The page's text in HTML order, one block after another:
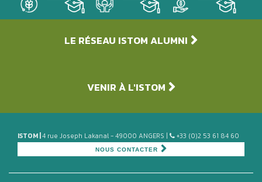
LE RÉSEAU ISTOM ALUMNI
VENIR À L'ISTOM
ISTOM | 4 rue Joseph Lakanal - 49000 ANGERS | +33 (0)2 53 61 84 60
NOUS CONTACTER